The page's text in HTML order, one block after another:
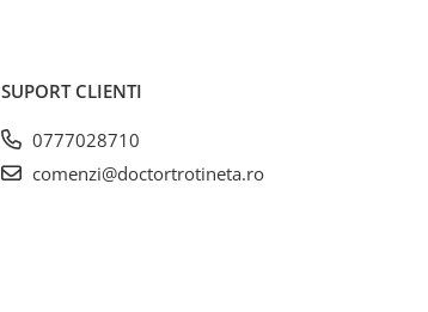
SUPORT CLIENTI
0777028710
comenzi@doctortrotineta.ro